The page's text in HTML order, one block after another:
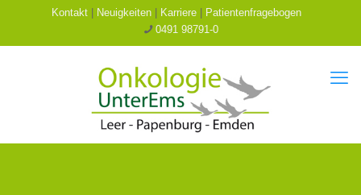
Kontakt Neuigkeiten Karriere
Patientenfragebogen
0491 98791-0